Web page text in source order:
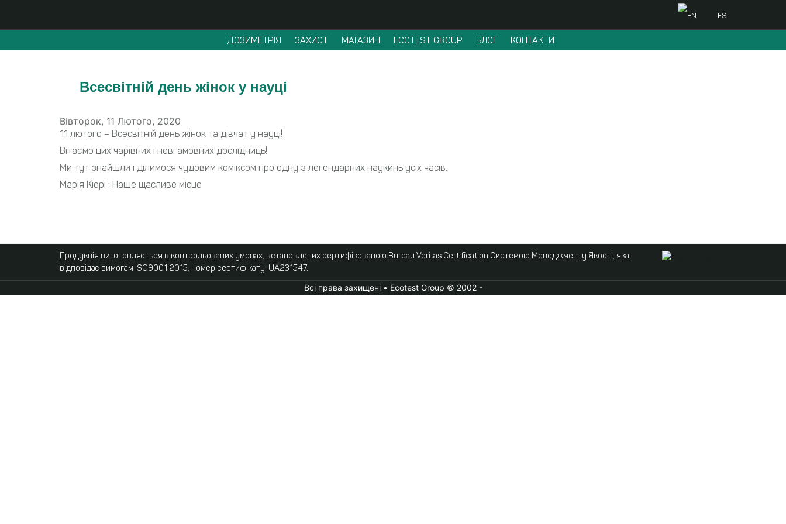
EN ES
ДОЗИМЕТРІЯ ЗАХИСТ МАГАЗИН ECOTEST GROUP БЛОГ КОНТАКТИ
Всесвітній день жінок у науці
Вівторок, 11 Лютого, 2020
11 лютого – Всесвітній день жінок та дівчат у науці!
Вітаємо цих чарівних і невгамовних дослідниць!
Ми тут знайшли і ділимося чудовим коміксом про одну з легендарних наукинь усіх часів.
Марія Кюрі : Наше щасливе місце
Продукція виготовляється в контрольованих умовах, встановлених сертифікованою Bureau Veritas Certification Системою Менеджменту Якості, яка
відповідає вимогам ISO9001:2015, номер сертифікату: UA231547.
Всі права захищені • Ecotest Group © 2002 -